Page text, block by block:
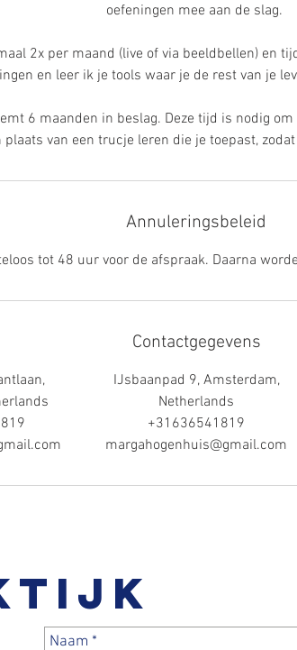
oefeningen mee aan de slag.
2x per maand (live of via beeldbellen) en
en leer ik je tools waar je de rest van je
6 maanden in beslag. Deze tijd is nodig
van een trucje leren die je toepast,
Annuleringsbeleid
tot 48 uur voor de afspraak. Daarna
Contactgegevens
IJsbaanpad 9, Amsterdam,
Netherlands
+31636541819
margahogenhuis@gmail.com